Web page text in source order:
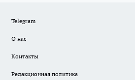
Telegram
О нас
Контакты
Редакционная политика